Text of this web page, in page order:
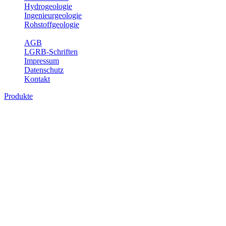
Hydrogeologie
Ingenieurgeologie
Rohstoffgeologie
AGB
LGRB-Schriften
Impressum
Datenschutz
Kontakt
Produkte